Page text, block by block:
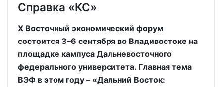
Справка «КС»
X Восточный экономический форум
состоится 3–6 сентября во Владивостоке на
площадке кампуса Дальневосточного
федерального университета. Главная тема
ВЭФ в этом году – «Дальний Восток: